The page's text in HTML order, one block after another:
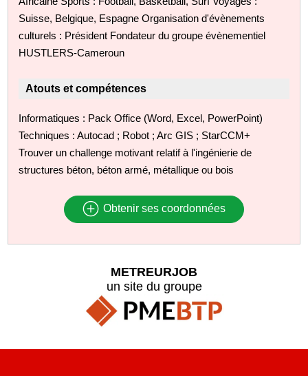
Suisse, Belgique, Espagne Organisation d'évènements
culturels : Président Fondateur du groupe évènementiel
HUSTLERS-Cameroun
Atouts et compétences
Informatiques : Pack Office (Word, Excel, PowerPoint)
Techniques : Autocad ; Robot ; Arc GIS ; StarCCM+
Trouver un challenge motivant relatif à l'ingénierie de
structures béton, béton armé, métallique ou bois
Obtenir ses coordonnées
METREURJOB
un site du groupe